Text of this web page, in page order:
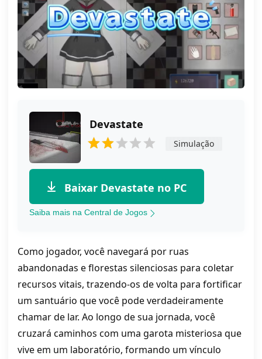
Devastate
Simulação
Baixar Devastate no PC
Saiba mais na Central de Jogos
Como jogador, você navegará por ruas
abandonadas e florestas silenciosas para coletar
recursos vitais, trazendo-os de volta para fortificar
um santuário que você pode verdadeiramente
chamar de lar. Ao longo de sua jornada, você
cruzará caminhos com uma garota misteriosa que
vive em um laboratório, formando um vínculo